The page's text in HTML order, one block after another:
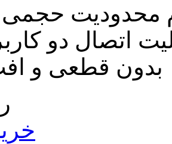
محدودیت
اتصال دو
بدون قطعی و